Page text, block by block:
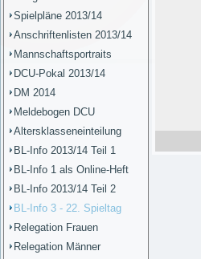
Spielpläne 2013/14
Anschriftenlisten 2013/14
Mannschaftsportraits
DCU-Pokal 2013/14
DM 2014
Meldebogen DCU
Altersklasseneinteilung
BL-Info 2013/14 Teil 1
BL-Info 1 als Online-Heft
BL-Info 2013/14 Teil 2
BL-Info 3 - 22. Spieltag
Relegation Frauen
Relegation Männer